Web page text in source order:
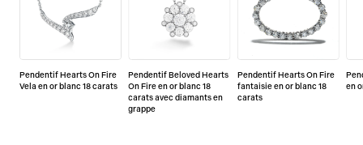
Pendentif Hearts On Fire
Vela en or blanc 18 carats
Pendentif Beloved Hearts
On Fire en or blanc 18
carats avec diamants en
grappe
Pendentif Hearts On Fire
fantaisie en or blanc 18
carats
en